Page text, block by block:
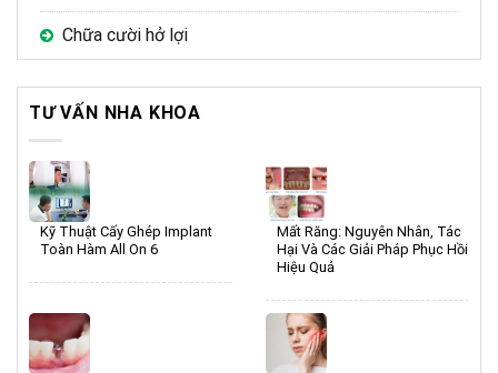
Chữa cười hở lợi
TƯ VẤN NHA KHOA
Kỹ Thuật Cấy Ghép Implant
Toàn Hàm All On 6
Mất Răng: Nguyên Nhân, Tác
Hại Và Các Giải Pháp Phục Hồi
Hiệu Quả